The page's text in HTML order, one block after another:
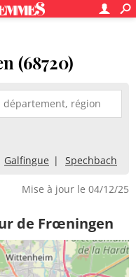
(68720)
Galfingue Spechbach
Mise à jour le 04/12/25
de Frœningen